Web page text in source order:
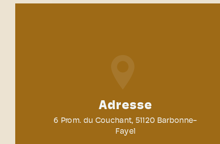
Adresse
6 Prom. du Couchant, 51120 Barbonne-
Fayel